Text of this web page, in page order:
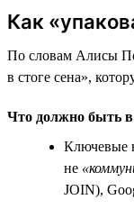
Как
По словам Алисы
в стоге сена»,
Что должно быть
Ключевые
не
JOIN),